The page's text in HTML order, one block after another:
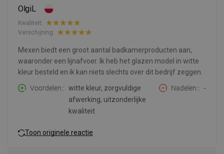
OlgiL
Kwaliteit:
Verschijning:
Mexen biedt een groot aantal badkamerproducten aan,
waaronder een lijnafvoer. Ik heb het glazen model in witte
kleur besteld en ik kan niets slechts over dit bedrijf zeggen.
Voordelen:
witte kleur, zorgvuldige
afwerking, uitzonderlijke
kwaliteit
Nadelen: -
Toon originele reactie